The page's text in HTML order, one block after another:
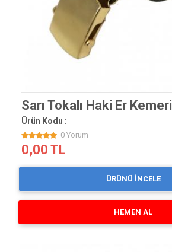
Sarı Tokalı Haki Er Kemeri
Ürün Kodu :
0 Yorum
0,00 TL
ÜRÜNÜ İNCELE
HEMEN AL